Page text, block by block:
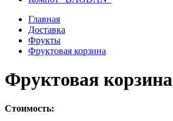
Главная
Доставка
Фрукты
Фруктовая корзина
Фруктовая корзина
Стоимость: